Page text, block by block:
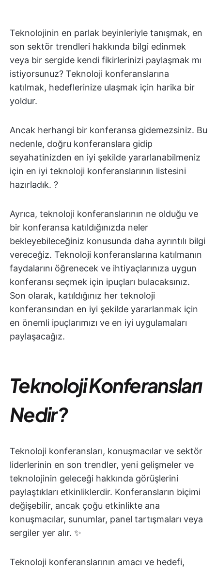
Teknolojinin en parlak beyinleriyle tanışmak, en
son sektör trendleri hakkında bilgi edinmek
veya bir sergide kendi fikirlerinizi paylaşmak mı
istiyorsunuz? Teknoloji konferanslarına
katılmak, hedeflerinize ulaşmak için harika bir
yoldur.
Ancak herhangi bir konferansa gidemezsiniz. Bu
nedenle, doğru konferanslara gidip
seyahatinizden en iyi şekilde yararlanabilmeniz
için en iyi teknoloji konferanslarının listesini
hazırladık. ?
Ayrıca, teknoloji konferanslarının ne olduğu ve
bir konferansa katıldığınızda neler
bekleyebileceğiniz konusunda daha ayrıntılı bilgi
vereceğiz. Teknoloji konferanslarına katılmanın
faydalarını öğrenecek ve ihtiyaçlarınıza uygun
konferansı seçmek için ipuçları bulacaksınız.
Son olarak, katıldığınız her teknoloji
konferansından en iyi şekilde yararlanmak için
en önemli ipuçlarımızı ve en iyi uygulamaları
paylaşacağız.
Teknoloji Konferansları
Nedir?
Teknoloji konferansları, konuşmacılar ve sektör
liderlerinin en son trendler, yeni gelişmeler ve
teknolojinin geleceği hakkında görüşlerini
paylaştıkları etkinliklerdir. Konferansların biçimi
değişebilir, ancak çoğu etkinlikte ana
konuşmacılar, sunumlar, panel tartışmaları veya
sergiler yer alır. ✨
Teknoloji konferanslarının amacı ve hedefi,